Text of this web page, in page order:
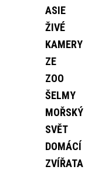
ASIE
ŽIVÉ
KAMERY
ZE
ZOO
ŠELMY
MOŘSKÝ
SVĚT
DOMÁCÍ
ZVÍŘATA